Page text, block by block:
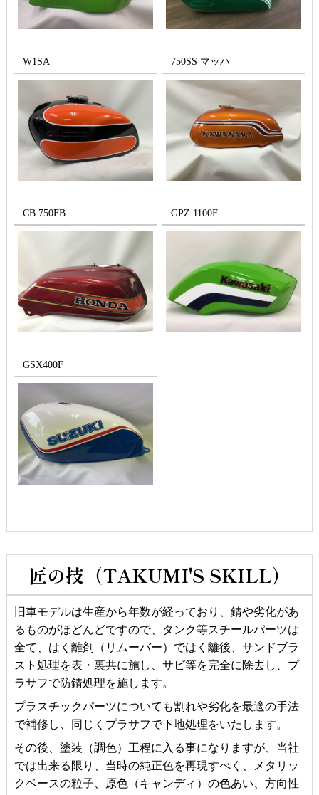
W1SA 750SS マッハ
CB 750FB GPZ 1100F
GSX400F
匠の技（TAKUMI'S SKILL）
旧車モデルは生産から年数が経っており、錆や劣化があ
るものがほどんどですので、タンク等スチールパーツは
全て、はく離剤（リムーバー）ではく離後、サンドブラ
スト処理を表・裏共に施し、サビ等を完全に除去し、プ
ラサフで防錆処理を施します。
プラスチックパーツについても割れや劣化を最適の手法
で補修し、同じくプラサフで下地処理をいたします。
その後、塗装（調色）工程に入る事になりますが、当社
では出来る限り、当時の純正色を再現すべく、メタリッ
クベースの粒子、原色（キャンディ）の色あい、方向性